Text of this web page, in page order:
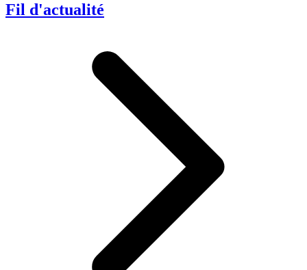
Fil d'actualité